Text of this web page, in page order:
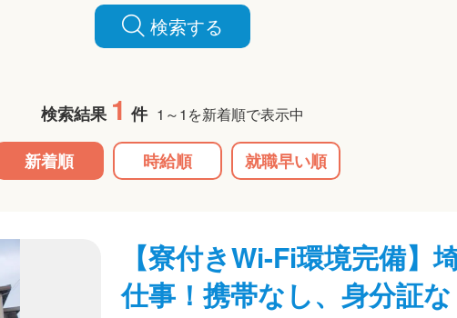
検索する
検索結果 1 件 1～1を新着順で表示中
新着順 時給順 就職早い順
【寮付きWi-Fi環境完備】
仕事！携帯なし、身分証